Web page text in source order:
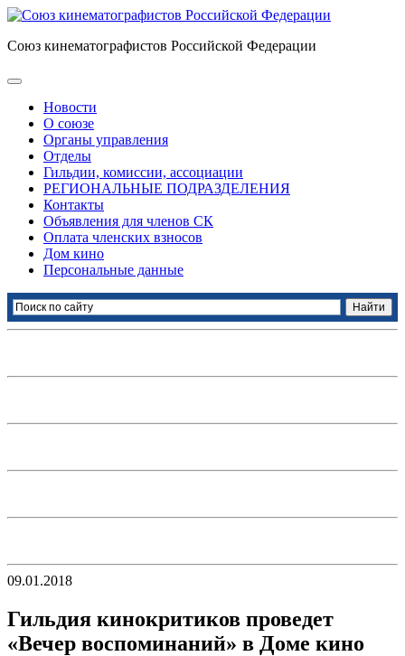
Союз кинематографистов Российской Федерации
Новости
О союзе
Органы управления
Отделы
Гильдии, комиссии, ассоциации
РЕГИОНАЛЬНЫЕ ПОДРАЗДЕЛЕНИЯ
Контакты
Объявления для членов СК
Оплата членских взносов
Дом кино
Персональные данные
09.01.2018
Гильдия кинокритиков проведет
«Вечер воспоминаний» в Доме кино